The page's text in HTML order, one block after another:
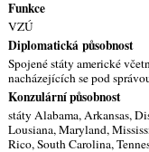
Funkce
VZÚ
Diplomatická působnost
Spojené státy americké
nacházejících se pod
Konzulární působnost
státy Alabama, Arkansas,
Lousiana, Maryland,
Rico, South Carolina,